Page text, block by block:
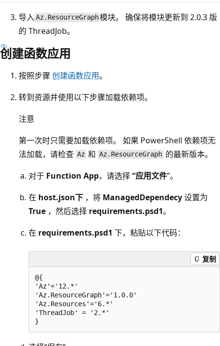
导入Az.ResourceGraph模块。 确保将模块更新到 2.0.3 版
的 ThreadJob。
创建函数应用
按照步骤 创建函数应用。
转到资源并使用以下步骤加载依赖项。
注意
第一次时只需要加载依赖项。 如果 PowerShell 依赖项无
法加载，请检查 Az 和 Az.ResourceGraph 的最新版本。
对于 Function App，请选择“应用文件”。
在 host.json下 ，将 ManagedDependecy设置为
True ，然后选择 requirements.psd1。
在 requirements.psd1 下，粘贴以下代码：
复制
@{
'Az'='12.*'
'Az.ResourceGraph'='1.0.0'
'Az.Resources'='6.*'
'ThreadJob' = '2.*'